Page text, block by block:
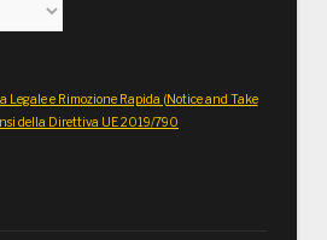
Legale e Rimozione Rapida (Notice and Take
della Direttiva UE 2019/790